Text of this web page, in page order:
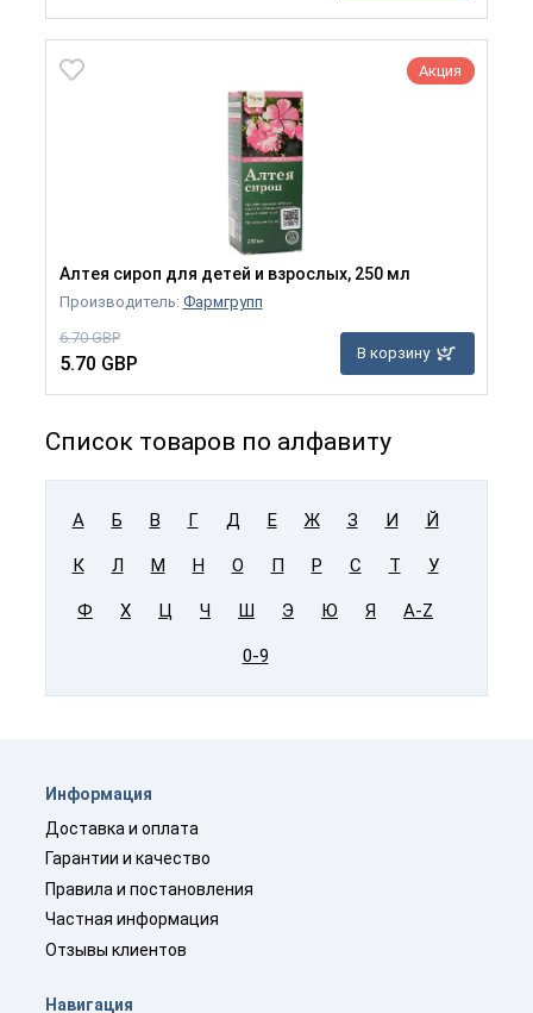
Акция
Алтея сироп для детей и взрослых, 250 мл
Производитель: Фармгрупп
6.70 GBP
5.70 GBP В корзину
Список товаров по алфавиту
А Б В Г Д Е Ж З И Й
К Л М Н О П Р С Т У
Ф Х Ц Ч Ш Э Ю Я A-Z
0-9
Информация
Доставка и оплата
Гарантии и качество
Правила и постановления
Частная информация
Отзывы клиентов
Навигация